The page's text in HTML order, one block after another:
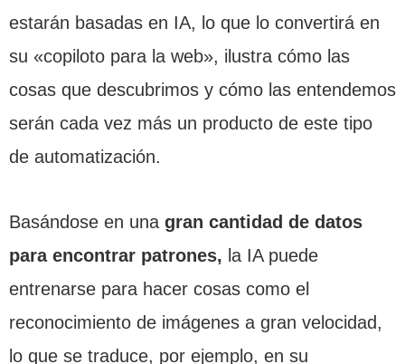
estarán basadas en IA, lo que lo convertirá en
su «copiloto para la web», ilustra cómo las
cosas que descubrimos y cómo las entendemos
serán cada vez más un producto de este tipo
de automatización.
Basándose en una gran cantidad de datos
para encontrar patrones, la IA puede
entrenarse para hacer cosas como el
reconocimiento de imágenes a gran velocidad,
lo que se traduce, por ejemplo, en su